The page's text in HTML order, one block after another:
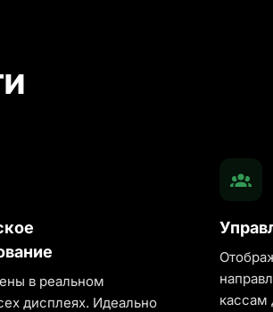
в реальном
дисплеях. Идеально